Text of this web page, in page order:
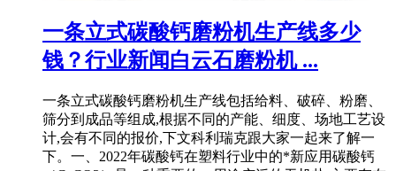
一条立式碳酸钙磨粉机生产线多少
钱？行业新闻白云石磨粉机 ...
一条立式碳酸钙磨粉机生产线包括给料、破碎、粉磨、
筛分到成品等组成,根据不同的产能、细度、场地工艺设
计,会有不同的报价,下文科利瑞克跟大家一起来了解一
下。一、2022年碳酸钙在塑料行业中的*新应用碳酸钙